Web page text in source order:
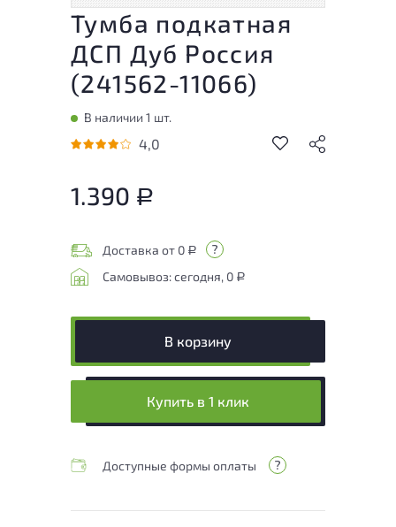
Тумба подкатная
ДСП Дуб Россия
(241562-11066)
В наличии 1 шт.
4,0
1.390 Р
Доставка от 0 Р
Самовывоз: сегодня, 0 Р
В корзину
Купить в 1 клик
Доступные формы оплаты